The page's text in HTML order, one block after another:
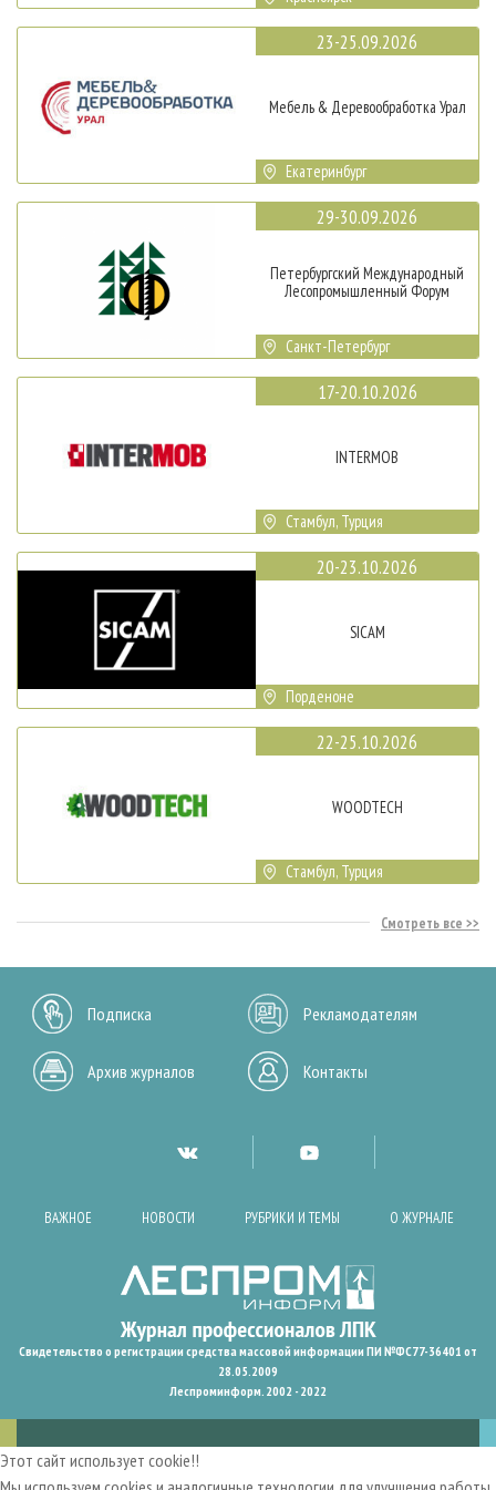
23-25.09.2026
Мебель & Деревообработка Урал
Екатеринбург
29-30.09.2026
Петербургский Международный
Лесопромышленный Форум
Санкт-Петербург
17-20.10.2026
INTERMOB
Стамбул, Турция
20-23.10.2026
SICAM
Порденоне
22-25.10.2026
WOODTECH
Стамбул, Турция
Смотреть все
Подписка Рекламодателям
Архив журналов Контакты
ВАЖНОЕ НОВОСТИ РУБРИКИ И ТЕМЫ О ЖУРНАЛЕ
Свидетельство о регистрации средства массовой информации ПИ №ФС77-36401 от
28.05.2009
Леспроминформ. 2002 - 2022
Этот сайт использует cookie!!